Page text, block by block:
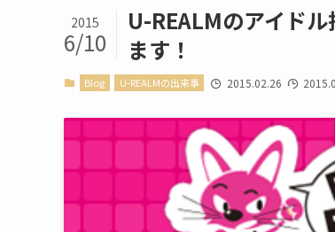
U-REALMのアイド
ます！
2015
6/10
Blog U-REALMの出来事 2015.02.26